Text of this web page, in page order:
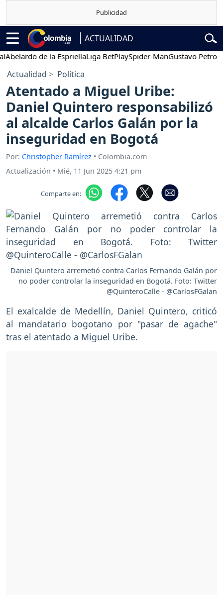
ACTUALIDAD
de la EspriellaLiga BetPlaySpider-ManGustavo Petro
Actualidad Política
Atentado a Miguel Uribe:
Daniel Quintero responsabilizó
al alcalde Carlos Galán por la
inseguridad en Bogotá
Por: Christopher Ramírez • Colombia.com
Actualización • Mié, 11 Jun 2025 4:21 pm
Comparte en:
Daniel Quintero arremetió contra Carlos Fernando Galán por
no poder controlar la inseguridad en Bogotá. Foto: Twitter
@QuinteroCalle - @CarlosFGalan
El exalcalde de Medellín, Daniel Quintero, criticó
al mandatario bogotano por "pasar de agache"
tras el atentado a Miguel Uribe.